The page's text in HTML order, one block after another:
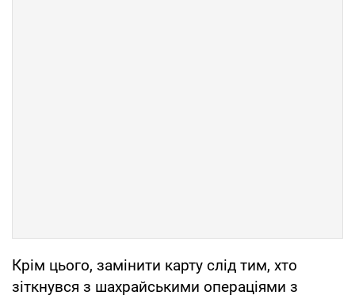
Крім цього, замінити карту слід тим, хто
зіткнувся з шахрайськими операціями з